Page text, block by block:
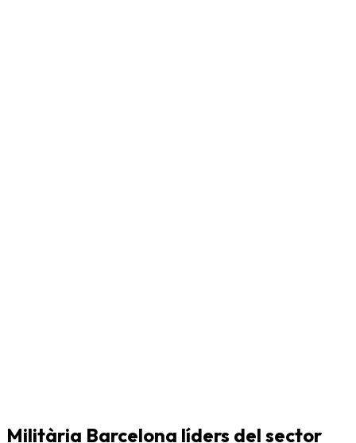
Militària Barcelona líders del sector